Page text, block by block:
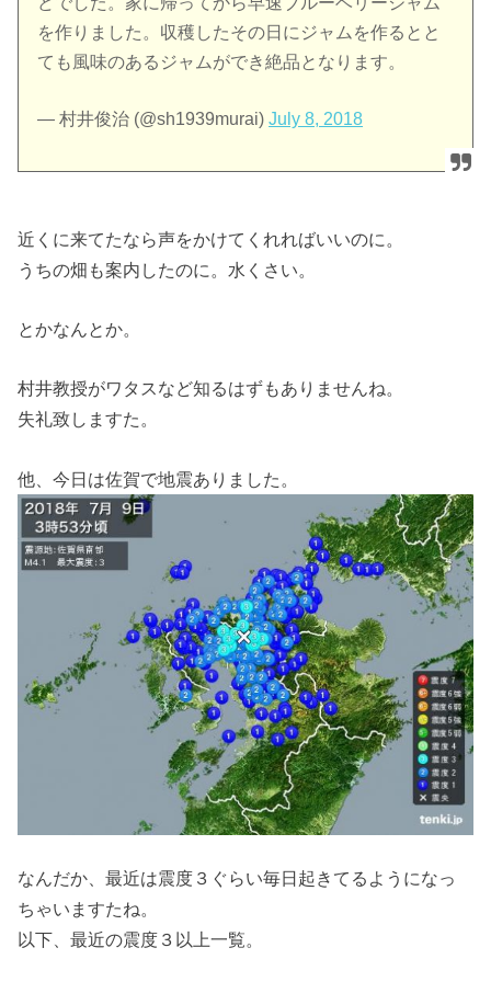
を作りました。収穫したその日にジャムを作るとと
ても風味のあるジャムができ絶品となります。
— 村井俊治 (@sh1939murai)July 8, 2018
近くに来てたなら声をかけてくれればいいのに。
うちの畑も案内したのに。水くさい。
とかなんとか。
村井教授がワタスなど知るはずもありませんね。
失礼致しますた。
他、今日は佐賀で地震ありました。
なんだか、最近は震度３ぐらい毎日起きてるようになっ
ちゃいますたね。
以下、最近の震度３以上一覧。